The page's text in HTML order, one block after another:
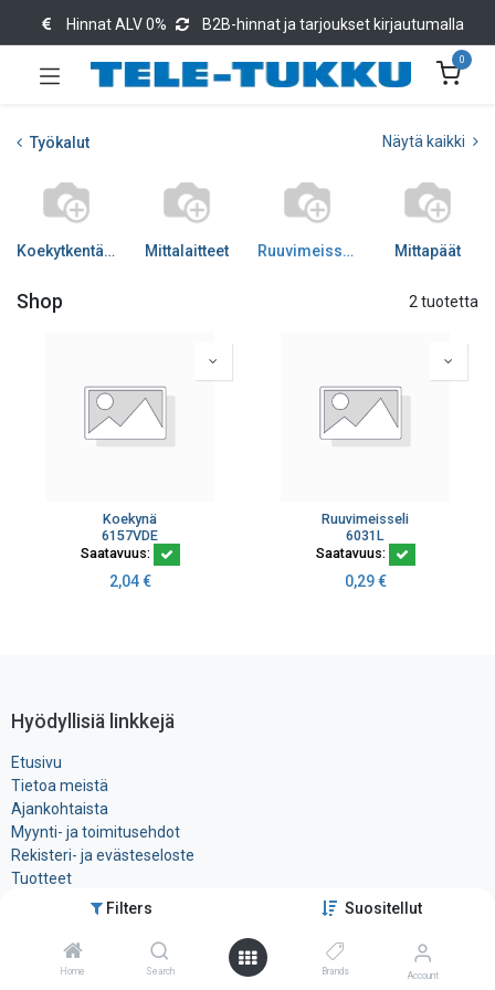
Filters Suositellut
Home Search Brands Account
Hinnat ALV 0% B2B-hinnat ja tarjoukset kirjautumalla
0
Työkalut Näytä kaikki
Koekytkentälevyt Mittalaitteet Ruuvimeisselit Mittapäät
Shop 2 tuotetta
Koekynä
6157VDE
Saatavuus:
2,04€
Ruuvimeisseli
6031L
Saatavuus:
0,29€
Hyödyllisiä linkkejä
Etusivu
Tietoa meistä
Ajankohtaista
Myynti- ja toimitusehdot
Rekisteri- ja ​evästeseloste
Tuotteet